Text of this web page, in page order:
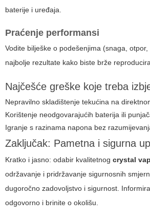
baterije i uređaja.
Praćenje performansi
Vodite bilješke o podešenjima (snaga,
najbolje rezultate kako biste brže
Najčešće greške koje treba
Nepravilno skladištenje tekućina na
Korištenje neodgovarajućih baterija ili
Igranje s razinama napona bez
Zaključak: Pametna i sigurna
Kratko i jasno: odabir kvalitetnog crystal
održavanje i pridržavanje sigurnosnih
dugoročno zadovoljstvo i sigurnost.
odgovorno i brinite o okolišu.